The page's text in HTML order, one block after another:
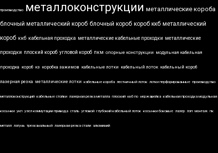
производство металлоконструкции металлические короба
блочный металлический короб блочный короб короб ккб металлический
короб ккб кабельная проходка металлические кабельные проходки металлические
проходки плоский короб угловой короб пкм опорные конструкции модульная кабельная
проходка короб кз коробка зажимов кабельные лотки кабельный лоток кабельный короб
лазерная резка металлические лотки кабельные короба лестничный лоток лотки перфорированные производство
металлоконструкций кабельные стойки лазерная резка металла плоский ккб по нержавейка кабельная проходка модульная
косынки укп узел коммутации привода сталь угловой глубокий кабельный лоток косынки боковые лазер лэп монтаж пк
металл латунь трехканальный лазерная резка стали алюминий